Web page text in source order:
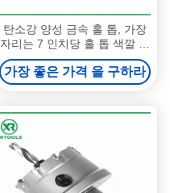
탄소강 양성 금속 홀 톱, 가장
자리는 7 인치당 홀 톱 색깔 페
인팅 표면을 용접했습니다
가장 좋은 가격 을 구하라